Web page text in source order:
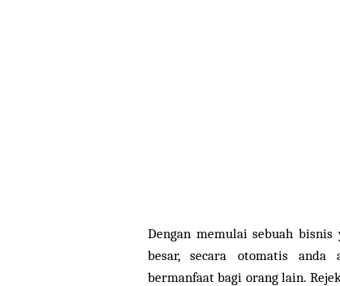
Dengan memulai sebuah
besar, secara otomatis anda
bermanfaat bagi orang lain.